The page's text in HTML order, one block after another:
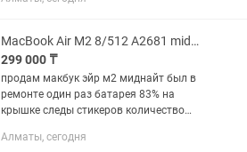
Состояние Нового . Аккумулятор 100% ,
оригинальная...
MacBook Air M2 8/512 A2681 midnight
299 000 ₸
продам макбук эйр м2 миднайт был в
ремонте один раз батарея 83% на
крышке следы стикеров количество
без адаптера для работы, для учебы
Алматы, сегодня